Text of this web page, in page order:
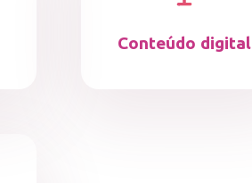
Conteúdo digital